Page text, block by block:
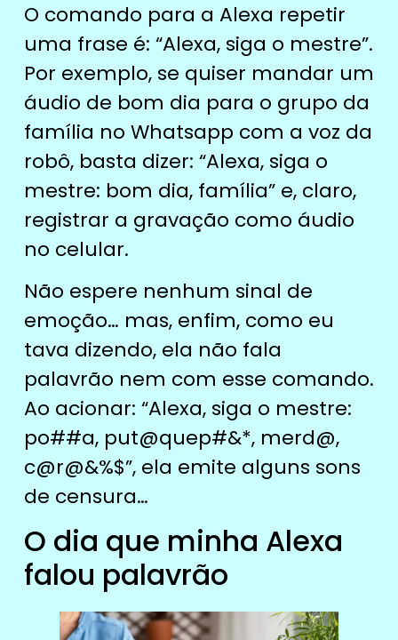
O comando para a Alexa repetir
uma frase é: “Alexa, siga o mestre”.
Por exemplo, se quiser mandar um
áudio de bom dia para o grupo da
família no Whatsapp com a voz da
robô, basta dizer: “Alexa, siga o
mestre: bom dia, família” e, claro,
registrar a gravação como áudio
no celular.
Não espere nenhum sinal de
emoção… mas, enfim, como eu
tava dizendo, ela não fala
palavrão nem com esse comando.
Ao acionar: “Alexa, siga o mestre:
po##a, put@quep#&*, merd@,
c@r@&%$”, ela emite alguns sons
de censura…
O dia que minha Alexa
falou palavrão